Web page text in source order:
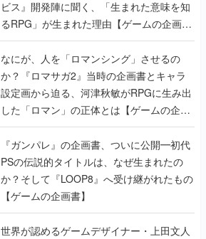
ビス』開発陣に聞く、「生まれた意味を知
るRPG」が生まれた理由【ゲームの企画
書】
なにが、人を「ロマンシング」させるの
か？『ロマサガ2』当時の企画書とキャラ
設定画から迫る、河津秋敏がRPGに生み出
した「ロマン」の正体とは【ゲームの企画
書】
『ガンパレ』の企画書、ついに公開━初代
PSの伝説的タイトルは、なぜ生まれたの
か？そして『LOOP8』へ受け継がれたもの
【ゲームの企画書】
世界が認めるゲームデザイナー・上田文人